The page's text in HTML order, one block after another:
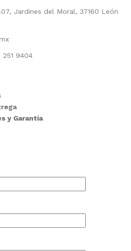
Jardines del Moral, 37160 León
251 9404
y Garantía